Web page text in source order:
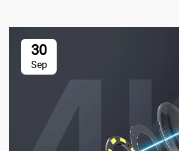
30
Sep